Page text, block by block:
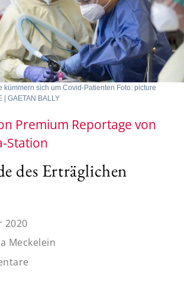
kümmern sich um Covid-Patienten Foto: picture
| GAETAN BALLY
Reportage von
Station
des Erträglichen
2020
Meckelein